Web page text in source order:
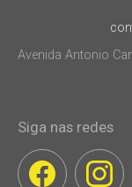
Avenida Antonio
Siga nas redes